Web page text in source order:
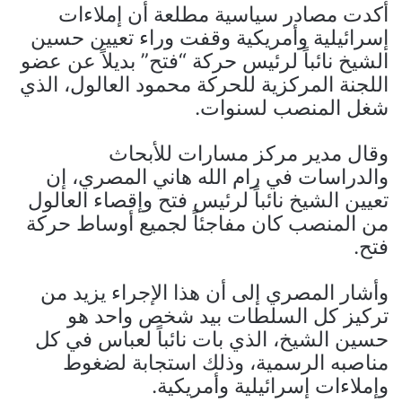
أكدت مصادر سياسية مطلعة أن إملاءات
إسرائيلية وأمريكية وقفت وراء تعيين حسين
الشيخ نائباً لرئيس حركة “فتح” بديلاً عن عضو
اللجنة المركزية للحركة محمود العالول، الذي
شغل المنصب لسنوات.
وقال مدير مركز مسارات للأبحاث
والدراسات في رام الله هاني المصري، إن
تعيين الشيخ نائباً لرئيس فتح وإقصاء العالول
من المنصب كان مفاجئاً لجميع أوساط حركة
فتح.
وأشار المصري إلى أن هذا الإجراء يزيد من
تركيز كل السلطات بيد شخص واحد هو
حسين الشيخ، الذي بات نائباً لعباس في كل
مناصبه الرسمية، وذلك استجابة لضغوط
وإملاءات إسرائيلية وأمريكية.